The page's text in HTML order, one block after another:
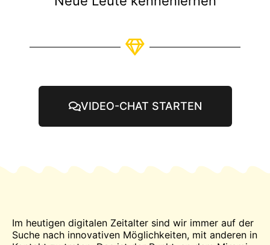
VIDEO-CHAT STARTEN
Im heutigen digitalen Zeitalter sind wir immer auf der
Suche nach innovativen Möglichkeiten, mit anderen in